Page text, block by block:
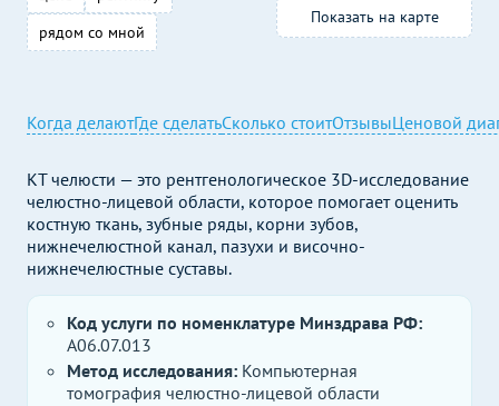
рядом со мной
Показать на карте
Когда делаютГде сделатьСколько стоитОтзывыЦеновой
КТ челюсти — это рентгенологическое 3D-исследование
челюстно-лицевой области, которое помогает оценить
костную ткань, зубные ряды, корни зубов,
нижнечелюстной канал, пазухи и височно-
нижнечелюстные суставы.
Код услуги по номенклатуре Минздрава РФ:
A06.07.013
Метод исследования: Компьютерная
томография челюстно-лицевой области